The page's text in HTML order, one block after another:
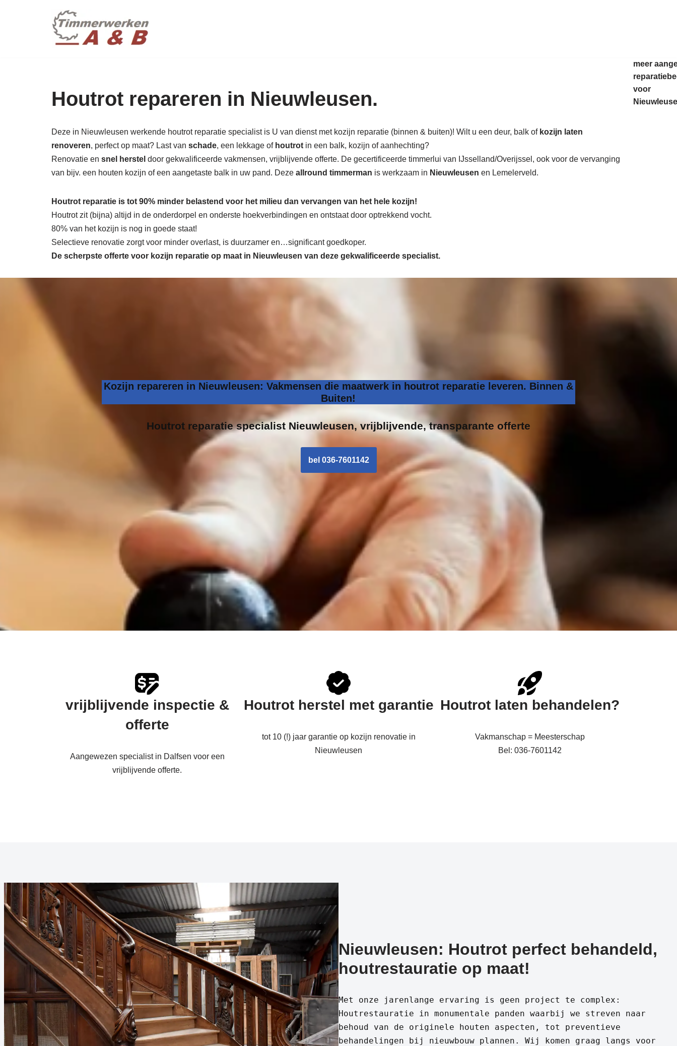
Houtrot repareren in Nieuwleusen.
Deze in Nieuwleusen werkende houtrot reparatie specialist is U van dienst met kozijn reparatie (binnen & buiten)! Wilt u een deur, balk of kozijn laten
renoveren, perfect op maat? Last van schade, een lekkage of houtrot in een balk, kozijn of aanhechting?
Renovatie en snel herstel door gekwalificeerde vakmensen, vrijblijvende offerte. De gecertificeerde timmerlui van IJsselland/Overijssel, ook voor de vervanging
van bijv. een houten kozijn of een aangetaste balk in uw pand. Deze allround timmerman is werkzaam in Nieuwleusen en Lemelerveld.
Houtrot reparatie is tot 90% minder belastend voor het milieu dan vervangen van het hele kozijn!
Houtrot zit (bijna) altijd in de onderdorpel en onderste hoekverbindingen en ontstaat door optrekkend vocht.
80% van het kozijn is nog in goede staat!
Selectieve renovatie zorgt voor minder overlast, is duurzamer en…significant goedkoper.
De scherpste offerte voor kozijn reparatie op maat in Nieuwleusen van deze gekwalificeerde specialist.
Kozijn repareren in Nieuwleusen: Vakmensen die maatwerk in houtrot reparatie leveren. Binnen &
Buiten!
Houtrot reparatie specialist Nieuwleusen, vrijblijvende, transparante offerte
bel 036-7601142
vrijblijvende inspectie &
offerte
Aangewezen specialist in Dalfsen voor een
vrijblijvende offerte.
Houtrot herstel met garantie
tot 10 (!) jaar garantie op kozijn renovatie in
Nieuwleusen
Houtrot laten behandelen?
Vakmanschap = Meesterschap
Bel: 036-7601142
Nieuwleusen: Houtrot perfect behandeld,
houtrestauratie op maat!
Met onze jarenlange ervaring is geen project te complex:
Houtrestauratie in monumentale panden waarbij we streven naar
behoud van de originele houten aspecten, tot preventieve
behandelingen bij nieuwbouw plannen. Wij komen graag langs voor
meer
voor